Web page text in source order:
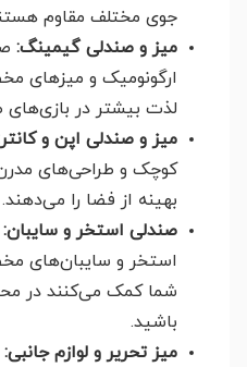
جوی مختلف مقاوم
میز و صندلی گیمینگ:
ارگونومیک و میزهای
لذت بیشتر در بازی‌های
میز و صندلی اپن و
کوچک و طراحی‌های
بهینه از فضا را می‌دهند.
صندلی استخر و سایبان:
استخر و سایبان‌های
شما کمک می‌کنند در
باشید.
میز تحریر و لوازم جانبی: